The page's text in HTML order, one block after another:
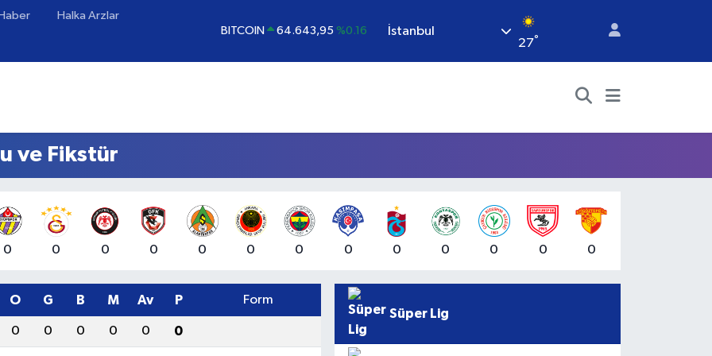
Halka Arzlar
BITCOIN 64.643,95 %0.16
DOLAR 47,6006 %0.06
İstanbul
27°
ve Fikstür
0 0 0 0 0 0 0 0 0 0 0 0 0
O G B M Av P Form
0 0 0 0 0 0
Süper Lig